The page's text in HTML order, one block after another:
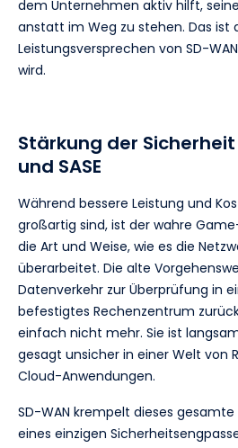
dem Unternehmen aktiv hilft,
anstatt im Weg zu stehen. Das ist
Leistungsversprechen von SD-
wird.
Stärkung der
und SASE
Während bessere Leistung und
großartig sind, ist der wahre
die Art und Weise, wie es die
überarbeitet. Die alte
Datenverkehr zur Überprüfung in
befestigtes Rechenzentrum
einfach nicht mehr. Sie ist
gesagt unsicher in einer Welt von
Cloud-Anwendungen.
SD-WAN krempelt dieses
eines einzigen